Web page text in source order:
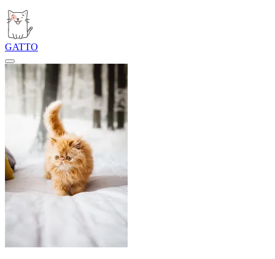
GATTO